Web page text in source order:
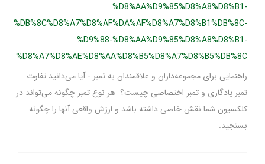
%D8%AA%D9%85%D8%A8%D8%B1-
%DB%8C%D8%A7%D8%AF%DA%AF%D8%A7%D8%B1%DB%8C-
%D9%88-%D8%AA%D9%85%D8%A8%D8%B1-
%D8%A7%D8%AE%D8%AA%D8%B5%D8%A7%D8%B5%DB%8C
راهنمایی برای مجموعه‌داران و علاقمندان به تمبر - آیا می‌دانید تفاوت
تمبر یادگاری و تمبر اختصاصی چیست؟ هر نوع تمبر چگونه می‌تواند در
کلکسیون شما نقش خاصی داشته باشد و ارزش واقعی آنها را چگونه
بسنجید.